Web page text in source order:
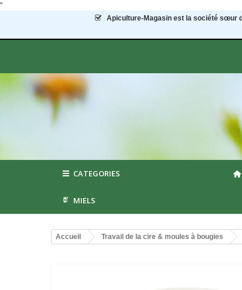
"
Apiculture-Magasin est la société sœur
CATEGORIES
MIELS
Accueil Travail de la cire & moules à bougies